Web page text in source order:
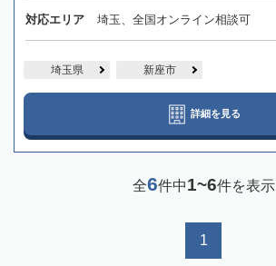
対応エリア 埼玉、全国オンライン相談可
埼玉県 新座市
詳細を見る
全6件中1~6件を表示
1